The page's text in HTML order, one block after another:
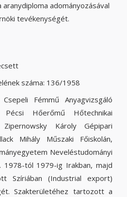
adományozásával
tevékenységét.
száma: 136/1958
Fémmű Anyagvizsgáló
Pécsi Hőerőmű Hőtechnikai
Károly Gépipari
Mihály Műszaki Főiskolán,
Neveléstudományi
tól 1979-ig Irakban, majd
Szíriában (Industrial export)
Szakterületéhez tartozott a